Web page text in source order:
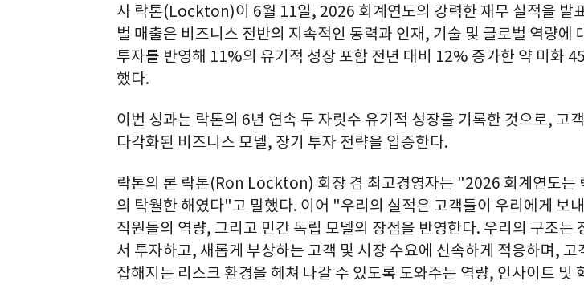
사 락톤(Lockton)이 6월 11일, 2026 회계연도의 강력한 재무 실적을 발
벌 매출은 비즈니스 전반의 지속적인 동력과 인재, 기술 및 글로벌 역량에
투자를 반영해 11%의 유기적 성장 포함 전년 대비 12% 증가한 약 미화
했다.
이번 성과는 락톤의 6년 연속 두 자릿수 유기적 성장을 기록한 것으로, 고
다각화된 비즈니스 모델, 장기 투자 전략을 입증한다.
락톤의 론 락톤(Ron Lockton) 회장 겸 최고경영자는 "2026 회계연도는
의 탁월한 해였다"고 말했다. 이어 "우리의 실적은 고객들이 우리에게 보
직원들의 역량, 그리고 민간 독립 모델의 장점을 반영한다. 우리의 구조는
서 투자하고, 새롭게 부상하는 고객 및 시장 수요에 신속하게 적응하며, 고
잡해지는 리스크 환경을 헤쳐 나갈 수 있도록 도와주는 역량, 인사이트 및